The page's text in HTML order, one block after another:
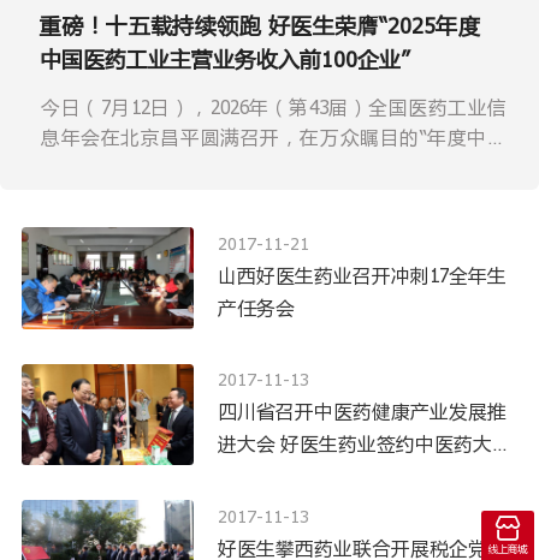
重磅！十五载持续领跑 好医生荣膺“2025年度
中国医药工业主营业务收入前100企业”
今日（7月12日），2026年（第43届）全国医药工业信
息年会在北京昌平圆满召开，在万众瞩目的“年度中国
2017-11-21
山西好医生药业召开冲刺17全年生
产任务会
2017-11-13
四川省召开中医药健康产业发展推
进大会 好医生药业签约中医药大健
2017-11-13
好医生攀西药业联合开展税企党建

线上商城